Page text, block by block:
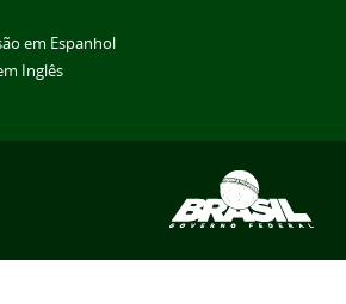
em Espanhol
Inglês